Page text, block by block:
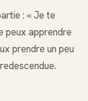
: « Je te
peux apprendre
prendre un peu